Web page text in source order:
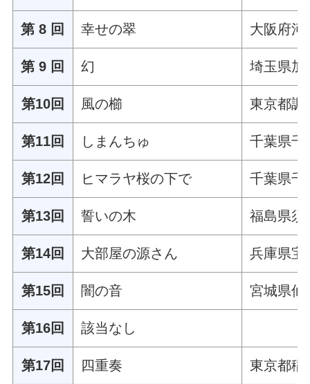
第 8 回 幸せの翠 大阪府河
第 9 回 幻 埼玉県加
第10回 風の櫛 東京都調
第11回 しまんちゅ 千葉県千
第12回 ヒマラヤ桜の下で 千葉県千
第13回 誓いの木 福島県須
第14回 大部屋の源さん 兵庫県宝
第15回 闇の音 宮城県仙
第16回 該当なし
第17回 四重奏 東京都稲